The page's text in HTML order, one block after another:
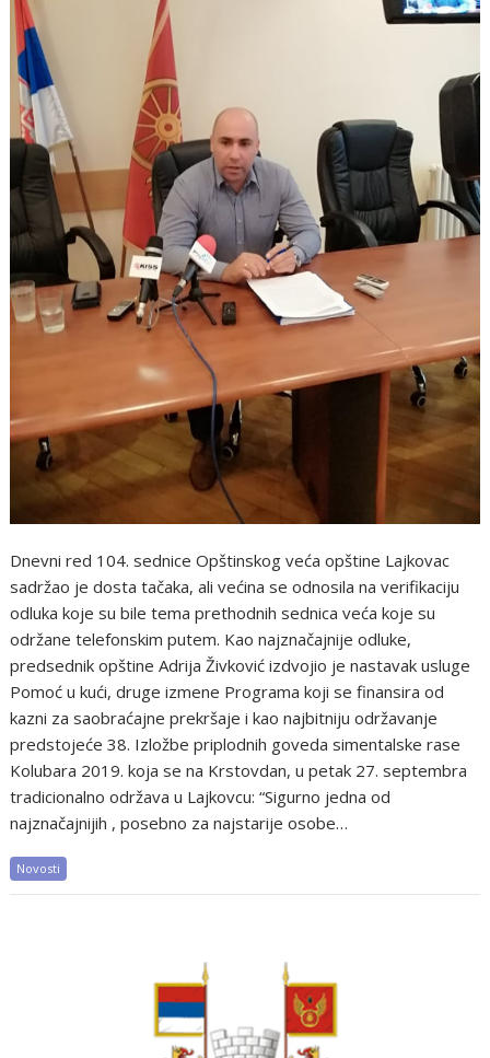
Dnevni red 104. sednice Opštinskog veća opštine Lajkovac
sadržao je dosta tačaka, ali većina se odnosila na verifikaciju
odluka koje su bile tema prethodnih sednica veća koje su
održane telefonskim putem. Kao najznačajnije odluke,
predsednik opštine Adrija Živković izdvojio je nastavak usluge
Pomoć u kući, druge izmene Programa koji se finansira od
kazni za saobraćajne prekršaje i kao najbitniju održavanje
predstojeće 38. Izložbe priplodnih goveda simentalske rase
Kolubara 2019. koja se na Krstovdan, u petak 27. septembra
tradicionalno održava u Lajkovcu: “Sigurno jedna od
najznačajnijih , posebno za najstarije osobe…
Novosti